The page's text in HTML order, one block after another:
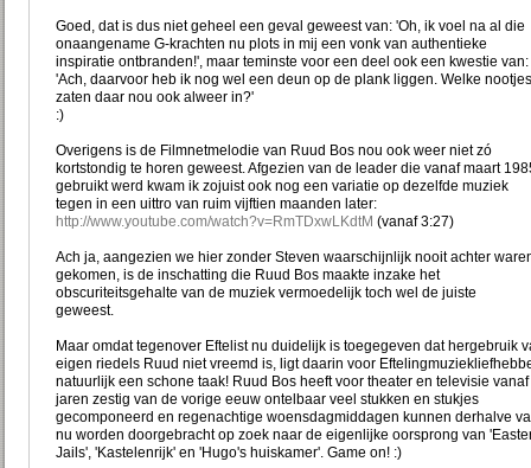
Goed, dat is dus niet geheel een geval geweest van: 'Oh, ik voel na al die
onaangename G-krachten nu plots in mij een vonk van authentieke
inspiratie ontbranden!', maar teminste voor een deel ook een kwestie van:
'Ach, daarvoor heb ik nog wel een deun op de plank liggen. Welke nootjes
zaten daar nou ook alweer in?'
:)
Overigens is de Filmnetmelodie van Ruud Bos nou ook weer niet zó
kortstondig te horen geweest. Afgezien van de leader die vanaf maart
gebruikt werd kwam ik zojuist ook nog een variatie op dezelfde muziek
tegen in een uittro van ruim vijftien maanden later:
http://www.youtube.com/watch?v=RmTDxwLKdtM (vanaf 3:27)
Ach ja, aangezien we hier zonder Steven waarschijnlijk nooit achter
gekomen, is de inschatting die Ruud Bos maakte inzake het
obscuriteitsgehalte van de muziek vermoedelijk toch wel de juiste
geweest.
Maar omdat tegenover Eftelist nu duidelijk is toegegeven dat hergebruik
eigen riedels Ruud niet vreemd is, ligt daarin voor
natuurlijk een schone taak! Ruud Bos heeft voor theater en televisie
jaren zestig van de vorige eeuw ontelbaar veel stukken en stukjes
gecomponeerd en regenachtige woensdagmiddagen kunnen derhalve
nu worden doorgebracht op zoek naar de eigenlijke oorsprong van
Jails', 'Kastelenrijk' en 'Hugo's huiskamer'. Game on! :)